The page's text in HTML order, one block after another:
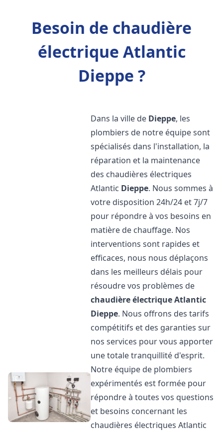
Besoin de chaudière
électrique Atlantic
Dieppe ?
Dans la ville de Dieppe, les
plombiers de notre équipe sont
spécialisés dans l'installation, la
réparation et la maintenance
des chaudières électriques
Atlantic Dieppe. Nous sommes à
votre disposition 24h/24 et 7j/7
pour répondre à vos besoins en
matière de chauffage. Nos
interventions sont rapides et
efficaces, nous nous déplaçons
dans les meilleurs délais pour
résoudre vos problèmes de
chaudière électrique Atlantic
Dieppe. Nous offrons des tarifs
compétitifs et des garanties sur
nos services pour vous apporter
une totale tranquillité d'esprit.
Notre équipe de plombiers
expérimentés est formée pour
répondre à toutes vos questions
et besoins concernant les
chaudières électriques Atlantic